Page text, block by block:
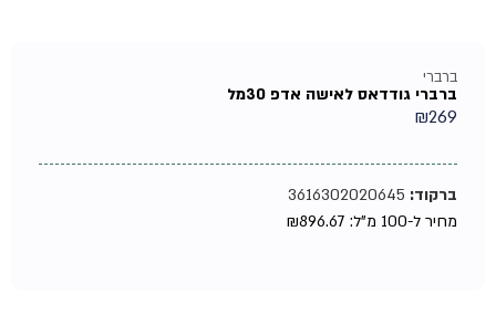
ברברי
ברברי גודדאס לאישה אדפ 30מל
₪269
ברקוד:3616302020645
מחיר ל-100 מ"ל:
₪896.67